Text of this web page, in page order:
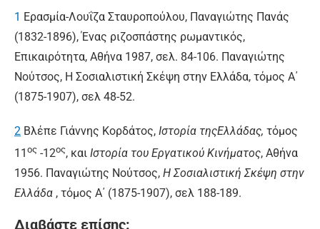
1 Ερασμία-Λουΐζα Σταυροπούλου, Παναγιώτης Πανάς
(1832-1896), Ένας ριζοσπάστης ρωμαντικός,
Επικαιρότητα, Αθήνα 1987, σελ. 84-106. Παναγιώτης
Νούτσος, Η Σοσιαλιστική Σκέψη στην Ελλάδα, τόμος Α΄
(1875-1907), σελ 48-52.
2 Βλέπε Γιάννης Κορδάτος, Ιστορία τηςΕλλάδας, τόμος
11 ος -12ος, και Ιστορία του Εργατικού Κινήματος, Αθήνα
1956. Παναγιώτης Νούτσος, Η Σοσιαλιστική Σκέψη στην
Ελλάδα , τόμος Α΄ (1875-1907), σελ 188-189.
Διαβάστε επίσης: